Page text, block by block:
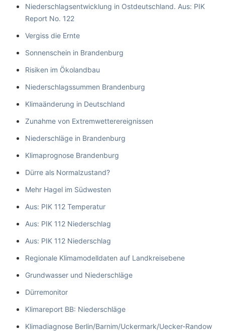
Niederschlagsentwicklung in Ostdeutschland. Aus: PIK
Report No. 122
Vergiss die Ernte
Sonnenschein in Brandenburg
Risiken im Ökolandbau
Niederschlagssummen Brandenburg
Klimaänderung in Deutschland
Zunahme von Extremwetterereignissen
Niederschläge in Brandenburg
Klimaprognose Brandenburg
Dürre als Normalzustand?
Mehr Hagel im Südwesten
Aus: PIK 112 Temperatur
Aus: PIK 112 Niederschlag
Aus: PIK 112 Niederschlag
Regionale Klimamodelldaten auf Landkreisebene
Grundwasser und Niederschläge
Dürremonitor
Klimareport BB: Niederschläge
Klimadiagnose Berlin/Barnim/Uckermark/Uecker-Randow